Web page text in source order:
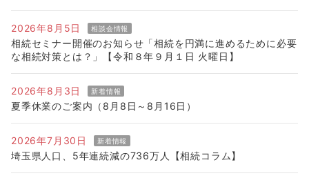
2026年8月5日 相談会情報
相続セミナー開催のお知らせ「相続を円満に進めるために必要
な相続対策とは？」【令和８年９月１日 火曜日】
2026年8月3日 新着情報
夏季休業のご案内（8月8日～8月16日）
2026年7月30日 新着情報
埼玉県人口、5年連続減の736万人【相続コラム】